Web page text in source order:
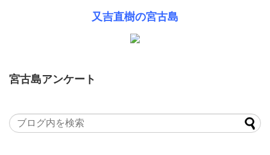
又吉直樹の宮古島
宮古島アンケート